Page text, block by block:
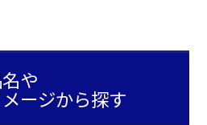
や
ージから探す